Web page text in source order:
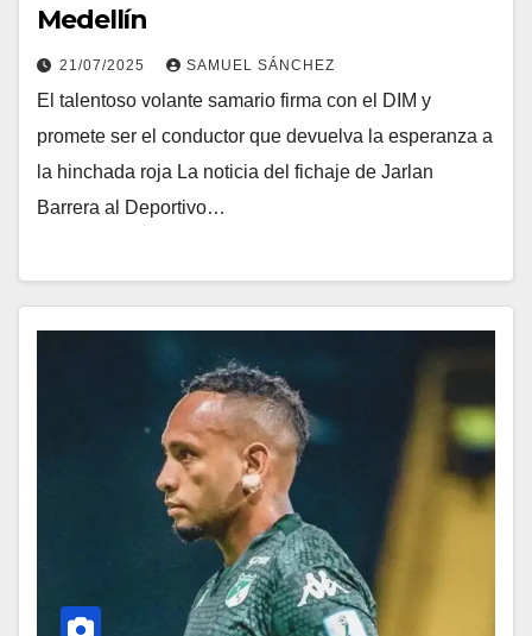
Medellín
21/07/2025 SAMUEL SÁNCHEZ
El talentoso volante samario firma con el DIM y
promete ser el conductor que devuelva la esperanza a
la hinchada roja La noticia del fichaje de Jarlan
Barrera al Deportivo…